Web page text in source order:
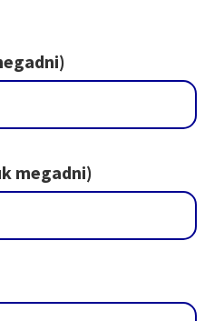
megadni)